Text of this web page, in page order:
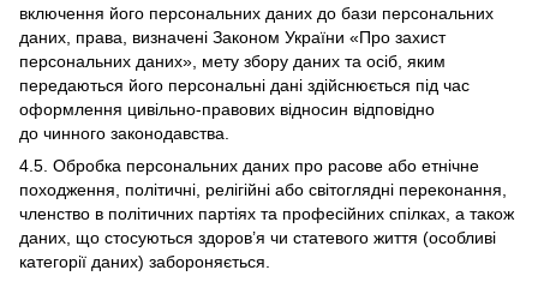
включення його персональних даних до бази персональних
даних, права, визначені Законом України «Про захист
персональних даних», мету збору даних та осіб, яким
передаються його персональні дані здійснюється під час
оформлення цивільно-правових відносин відповідно
до чинного законодавства.
4.5. Обробка персональних даних про расове або етнічне
походження, політичні, релігійні або світоглядні переконання,
членство в політичних партіях та професійних спілках, а також
даних, що стосуються здоров’я чи статевого життя (особливі
категорії даних) забороняється.